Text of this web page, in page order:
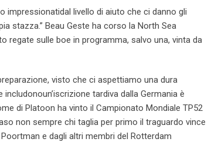
impressionatidal livello di aiuto che ci danno gli
stazza.” Beau Geste ha corso la North Sea
regate sulle boe in programma, salvo una, vinta da
visto che ci aspettiamo una dura
tardiva dalla Germania è
di Platoon ha vinto il Campionato Mondiale TP52
non sempre chi taglia per primo il traguardo vince
e dagli altri membri del Rotterdam